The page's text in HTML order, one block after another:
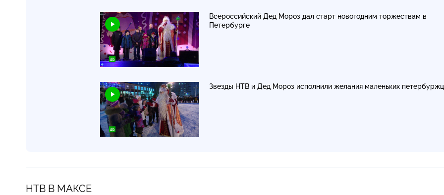
Всероссийский Дед Мороз дал старт новогодним торжествам в
Петербурге
Звезды НТВ и Дед Мороз исполнили желания маленьких
НТВ В МАКСЕ